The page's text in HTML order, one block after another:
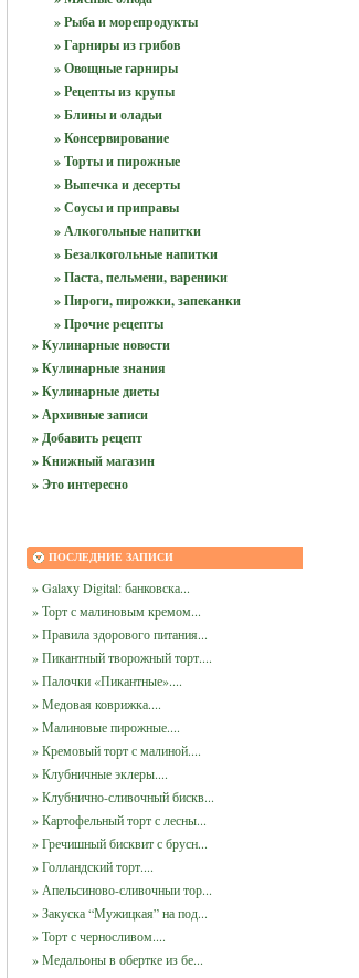
» Рыба и морепродукты
» Гарниры из грибов
» Овощные гарниры
» Рецепты из крупы
» Блины и оладьи
» Консервирование
» Торты и пирожные
» Выпечка и десерты
» Соусы и приправы
» Алкогольные напитки
» Безалкогольные напитки
» Паста, пельмени, вареники
» Пироги, пирожки, запеканки
» Прочие рецепты
» Кулинарные новости
» Кулинарные знания
» Кулинарные диеты
» Архивные записи
» Добавить рецепт
» Книжный магазин
» Это интересно
ПОСЛЕДНИЕ ЗАПИСИ
» Galaxy Digital: банковска...
» Торт с малиновым кремом...
» Правила здорового питания...
» Пикантный творожный торт....
» Палочки «Пикантные»....
» Медовая коврижка....
» Малиновые пирожные....
» Кремовый торт с малиной....
» Клубничные эклеры....
» Клубнично-сливочный бискв...
» Картофельный торт с лесны...
» Гречишный бисквит с брусн...
» Голландский торт....
» Апельсиново-сливочныи тор...
» Закуска “Мужицкая” на под...
» Торт с черносливом....
» Медальоны в обертке из бе...